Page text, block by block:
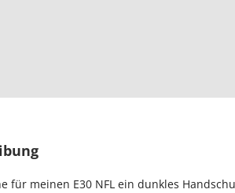
für meinen E30 NFL ein dunkles